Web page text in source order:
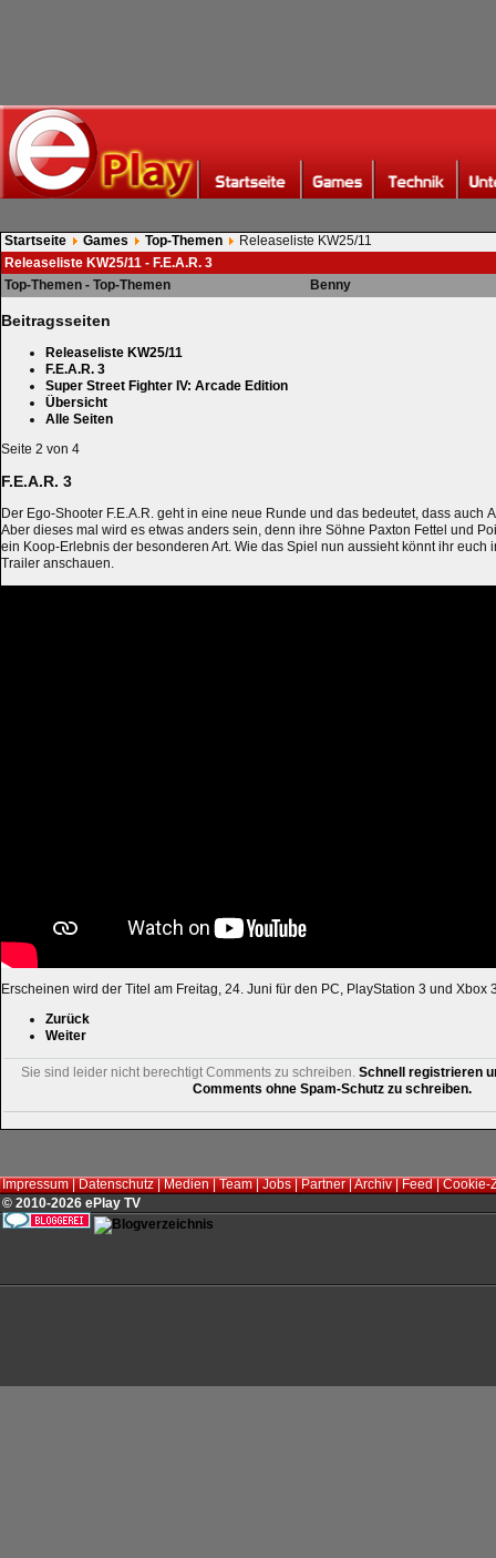
Startseite Games Top-Themen
Releaseliste KW25/11
Releaseliste KW25/11 - F.E.A.R. 3
Top-Themen - Top-Themen
Benny
Beitragsseiten
Releaseliste KW25/11
F.E.A.R. 3
Super Street Fighter IV: Arcade Edition
Übersicht
Alle Seiten
Seite 2 von 4
F.E.A.R. 3
Der Ego-Shooter F.E.A.R. geht in eine neue Runde und das bedeutet, dass auch
Aber dieses mal wird es etwas anders sein, denn ihre Söhne Paxton Fettel und
ein Koop-Erlebnis der besonderen Art. Wie das Spiel nun aussieht könnt ihr euch
Trailer anschauen.
Erscheinen wird der Titel am Freitag, 24. Juni für den PC, PlayStation 3 und Xbox
Zurück
Weiter
Sie sind leider nicht berechtigt Comments zu schreiben. Schnell registrieren
Comments ohne Spam-Schutz zu schreiben.
Impressum|Datenschutz|Medien|Team|Jobs|Partner|Archiv|Feed|Cookie-
© 2010-2026 ePlay TV